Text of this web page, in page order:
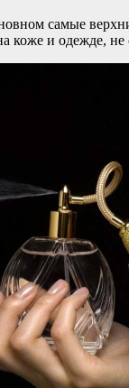
самые
коже и одежде,